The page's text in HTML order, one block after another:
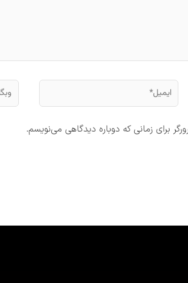
ایمیل* وبگاه
برای زمانی که دوباره دیدگاهی می‌نویسم.